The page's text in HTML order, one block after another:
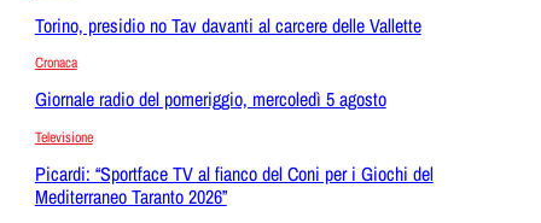
Torino, presidio no Tav davanti al carcere delle Vallette
Cronaca
Giornale radio del pomeriggio, mercoledì 5 agosto
Televisione
Picardi: “Sportface TV al fianco del Coni per i Giochi del
Mediterraneo Taranto 2026”